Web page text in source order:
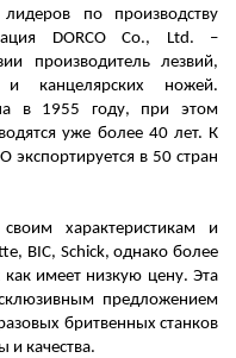
по производству
DORCO Co., Ltd. –
производитель лезвий,
и канцелярских ножей.
в 1955 году, при этом
уже более 40 лет. К
экспортируется в 50 стран
характеристикам и
BIC, Schick, однако более
имеет низкую цену. Эта
предложением
бритвенных станков
и качества.